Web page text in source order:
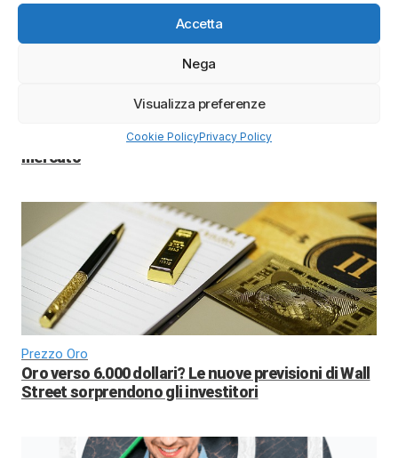
Accetta
Nega
Visualizza preferenze
Cookie PolicyPrivacy Policy
Bitcoin 2026: previsioni di prezzo e scenari di
mercato
Prezzo Oro
Oro verso 6.000 dollari? Le nuove previsioni di Wall
Street sorprendono gli investitori